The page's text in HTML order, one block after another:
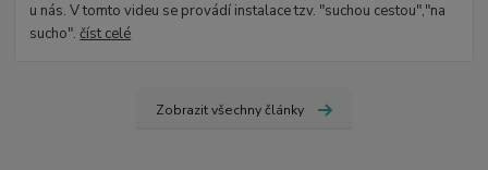
u nás. V tomto videu se provádí instalace tzv. "suchou cestou","na
sucho".číst celé
Zobrazit všechny články